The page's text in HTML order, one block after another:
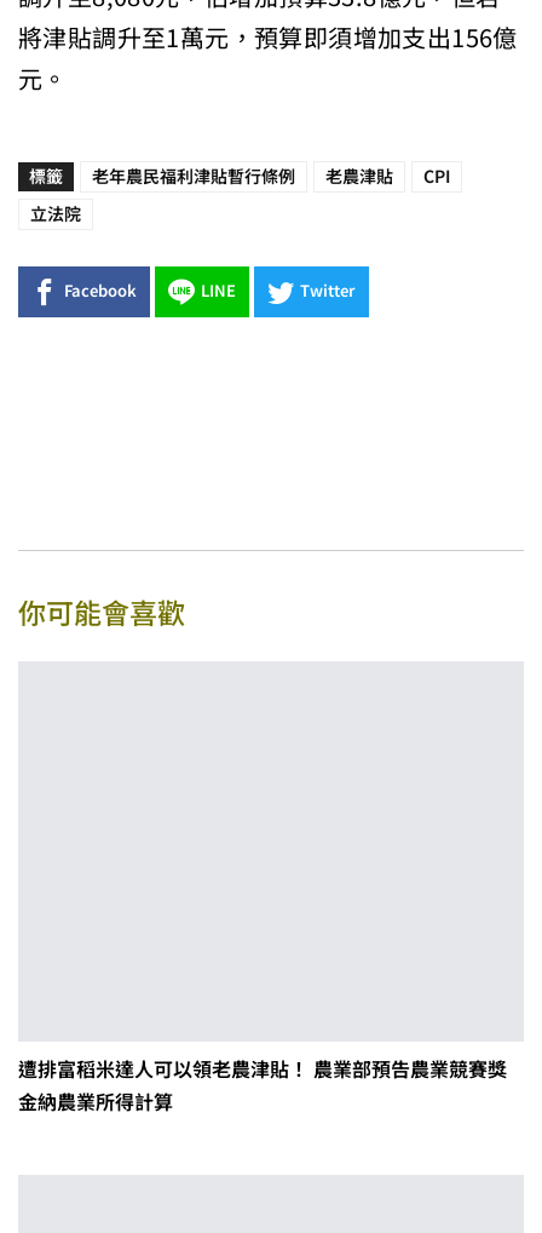
將津貼調升至1萬元，預算即須增加支出156億
元。
標籤 老年農民福利津貼暫行條例 老農津貼 CPI
立法院
Facebook LINE Twitter
你可能會喜歡
遭排富稻米達人可以領老農津貼！ 農業部預告農業競賽獎
金納農業所得計算